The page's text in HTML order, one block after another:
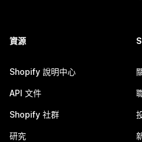
資源
Shopify 說明中心
API 文件
Shopify 社群
研究